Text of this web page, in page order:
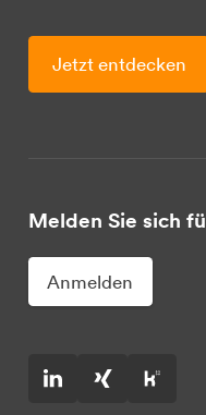
Jetzt entdecken
Melden Sie sich
Anmelden